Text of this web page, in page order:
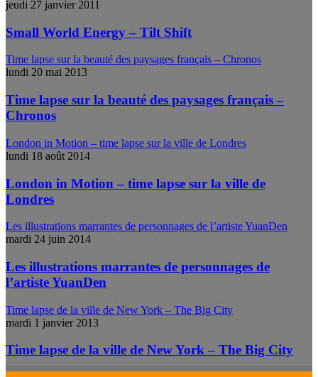
jeudi 27 janvier 2011
Small World Energy – Tilt Shift
Time lapse sur la beauté des paysages français – Chronos
lundi 20 mai 2013
Time lapse sur la beauté des paysages français –
Chronos
London in Motion – time lapse sur la ville de Londres
lundi 18 août 2014
London in Motion – time lapse sur la ville de
Londres
Les illustrations marrantes de personnages de l’artiste YuanDen
mardi 24 juin 2014
Les illustrations marrantes de personnages de
l’artiste YuanDen
Time lapse de la ville de New York – The Big City
mardi 1 janvier 2013
Time lapse de la ville de New York – The Big City